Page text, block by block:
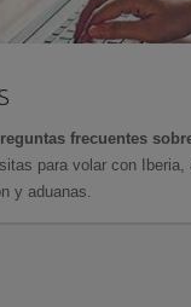
frecuentes
para volar con
y aduanas.